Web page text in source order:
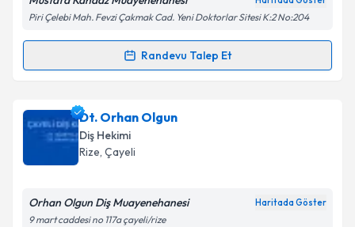
Kişisel verilerimin işlenmesine ilişkin
Aydınlatma
Metni'ni okudum ve kişisel verilerimin belirtilen
kapsamda işlenmesini kabul ediyorum.
Piri Çelebi Mah. Fevzi Çakmak Cad. Yeni Doktorlar Sitesi K:2 No:204
Randevu Talep Et
Randevu Takvimi Talebi
Dt. Mustafa Kandaziçin randevu takvimi talebi
oluşturun. Size bu uzmandan randevu almanız için bir
takvim hazırlandığında e-posta ile bilgilendireceğiz.
Dt. Orhan Olgun
Diş Hekimi
Rize, Çayeli
Orhan Olgun Diş Muayenehanesi Haritada Göster
9 mart caddesi no 117a çayeli/rize